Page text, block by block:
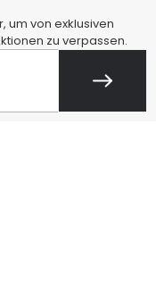
um von exklusiven
zu verpassen.